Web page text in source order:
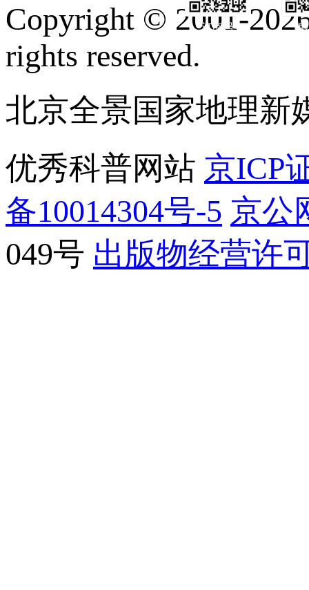
订阅号
Copyright © 2001-
rights reserved.
北京全景国家地理新
优秀科普网站 京ICP
备10014304号-5 京公
049号 出版物经营许